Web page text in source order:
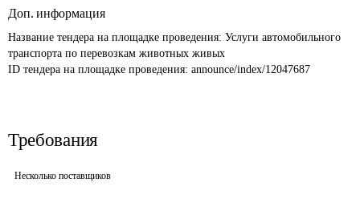
Доп. информация
Название тендера на площадке проведения: Услуги автомобильного
транспорта по перевозкам животных живых
ID тендера на площадке проведения: announce/index/12047687
Требования
Несколько поставщиков